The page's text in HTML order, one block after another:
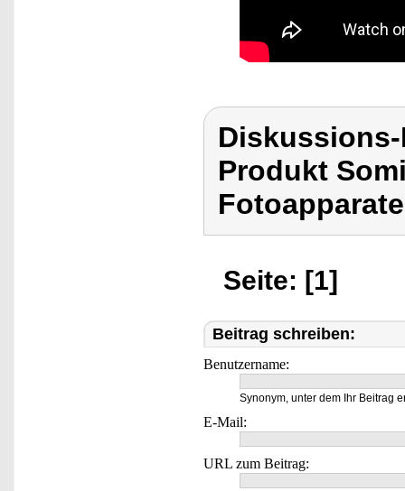
Produkt
Seite: [1]
Beitrag schreiben:
Benutzername:
Synonym, unter dem Ihr Beitrag
E-Mail:
URL zum Beitrag: